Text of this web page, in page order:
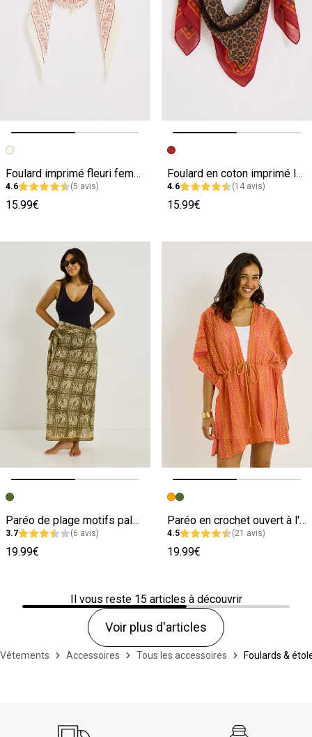
Image précédente
Image suivante
Foulard imprimé fleuri femme
4.6 (5 avis)
15.99€
Image précédente
Image suivante
Foulard en coton imprimé léopard femme
4.6 (14 avis)
15.99€
Image précédente
Image suivante
Paréo de plage motifs palmiers femme
3.7 (6 avis)
19.99€
Image précédente
Image suivante
Paréo en crochet ouvert à l'avant femme
4.5 (21 avis)
19.99€
Il vous reste 15 articles à découvrir
Voir plus d'articles
Vêtements Accessoires Tous les accessoires Foulards &